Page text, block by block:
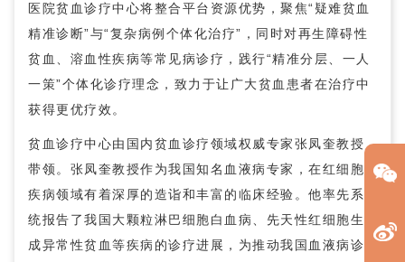
医院贫血诊疗中心将整合平台资源优势，聚焦“疑难贫血
精准诊断”与“复杂病例个体化治疗”，同时对再生障碍性
贫血、溶血性疾病等常见病诊疗，践行“精准分层、一人
一策”个体化诊疗理念，致力于让广大贫血患者在治疗中
获得更优疗效。
贫血诊疗中心由国内贫血诊疗领域权威专家张凤奎教授
带领。 张凤奎教授作为我国知名血液病专家，在红细胞
疾病领域有着深厚的造诣和丰富的临床经验。他率先系
统报告了我国大颗粒淋巴细胞白血病、先天性红细胞生
成异常性贫血等疾病的诊疗进展，为推动我国血液病诊